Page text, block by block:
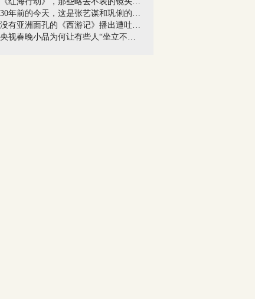
30年前的今天，这是张艺谋和巩俐的《请回...
没有亚洲面孔的《西游记》播出遭吐槽，但...
央视春晚小品为何让有些人“坐立不安”？